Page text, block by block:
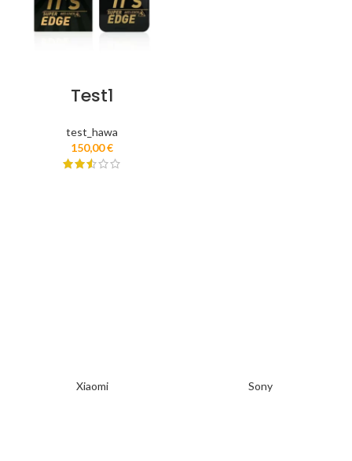
Test1
test_hawa
150,00€
Xiaomi Sony